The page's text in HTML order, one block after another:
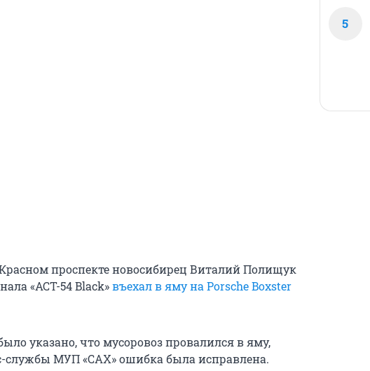
проспекте новосибирец Виталий Полищук
«АСТ-54 Black»въехал в яму на Porsche Boxster
указано, что мусоровоз провалился в яму,
службы МУП «САХ» ошибка была исправлена.
5